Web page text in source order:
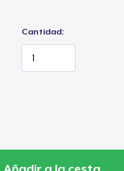
Cantidad: